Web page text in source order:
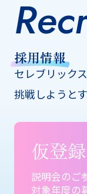
採用情報
セレブリック
挑戦しようと
仮登録
説明会のご
対象年度の